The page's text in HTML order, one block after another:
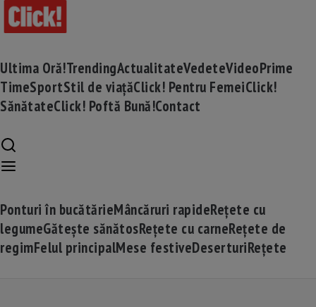
Ultima Oră!TrendingActualitateVedeteVideoPrime
TimeSportStil de viațăClick! Pentru FemeiClick!
SănătateClick! Poftă Bună!Contact
Ponturi în bucătărieMâncăruri rapideRețete cu
legumeGătește sănătosRețete cu carneRețete de
regimFelul principalMese festiveDeserturiRețete